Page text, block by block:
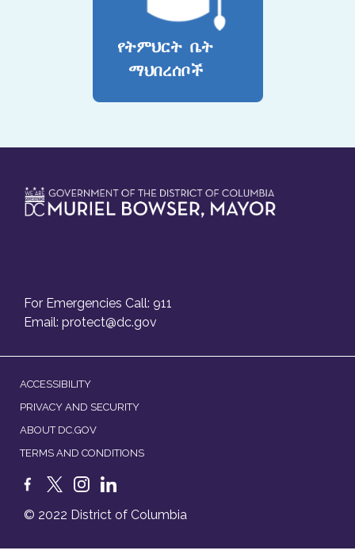
የትምህርት ቤት
ማህበረሰቦች
For Emergencies Call: 911
Email: protect@dc.gov
ACCESSIBILITY
PRIVACY AND SECURITY
ABOUT DC.GOV
TERMS AND CONDITIONS
© 2022 District of Columbia